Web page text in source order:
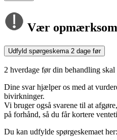
Vær
Udfyld spørgeskema 2 dage før
2 hverdage før din behandling
Dine svar hjælper os med at
bivirkninger.
Vi bruger også svarene til at
på forhånd, så du får kortere
Du kan udfylde spørgeskemaet her: